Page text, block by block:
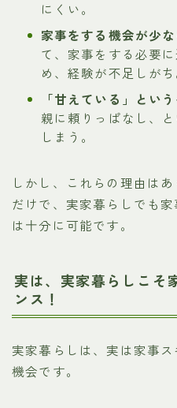
にくい。
家事をする機会が少
て、家事をする必要
め、経験が不足しがち
「甘えている」とい
親に頼りっぱなし、
しまう。
しかし、これらの理由は
だけで、実家暮らしでも
は十分に可能です。
実は、実家暮らしこそ
ンス！
実家暮らしは、実は家事
機会です。